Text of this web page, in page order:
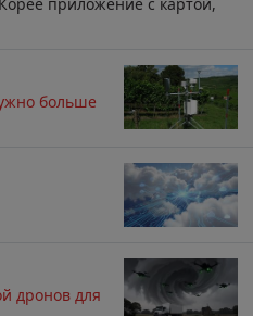
больше
дронов для